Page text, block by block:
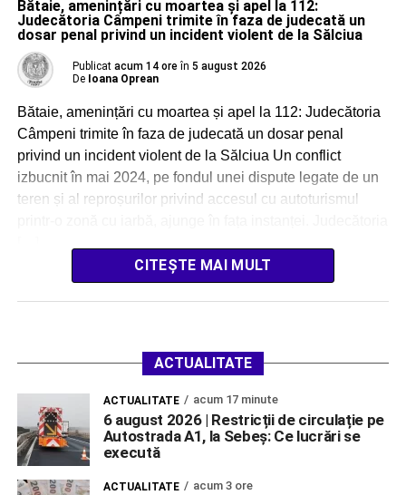
Bătaie, amenințări cu moartea și apel la 112:
Judecătoria Câmpeni trimite în faza de judecată un
dosar penal privind un incident violent de la Sălciua
Publicat acum 14 ore în 5 august 2026
De Ioana Oprean
Bătaie, amenințări cu moartea și apel la 112: Judecătoria
Câmpeni trimite în faza de judecată un dosar penal
privind un incident violent de la Sălciua Un conflict
izbucnit în mai 2024, pe fondul unei dispute legate de un
teren și al reproșurilor privind accesul cu autoturismul
CITEȘTE MAI MULT
ACTUALITATE
ACTUALITATE acum 17 minute
6 august 2026 | Restricții de circulație pe
Autostrada A1, la Sebeș: Ce lucrări se
execută
ACTUALITATE acum 3 ore